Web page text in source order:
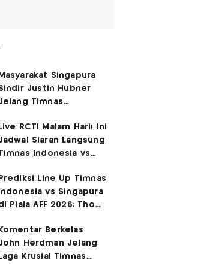
Masyarakat Singapura
Justin Hubner
Timnas
Seolah-olah Lahir di
Kumuh
Jakarta Barat!
Live RCTI Malam Hari! Ini
Siaran Langsung
Indonesia vs
Prediksi Line Up Timnas
Indonesia vs Singapura
Piala AFF 2026: Thom
Komentar Berkelas
Herdman Jelang
Laga Krusial Timnas